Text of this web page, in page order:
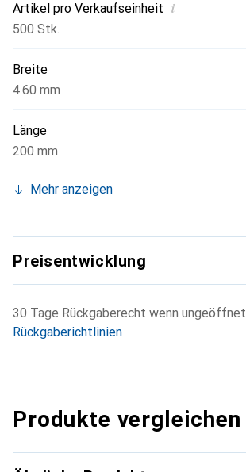
Artikel pro Verkaufseinheit i
500 Stk.
Breite
4.60 mm
Länge
200 mm
Mehr anzeigen
Preisentwicklung
30 Tage Rückgaberecht wenn ungeöffnet
Rückgaberichtlinien
Produkte vergleichen